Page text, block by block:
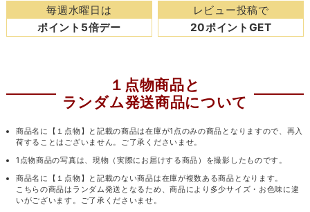
毎週水曜日は
ポイント5倍デー
レビュー投稿で
20ポイントGET
１点物商品と
ランダム発送商品について
商品名に【１点物】と記載の商品は在庫が1点のみの商品となりますので、再入
荷することはございません。ご了承くださいませ。
1点物商品の写真は、現物（実際にお届けする商品）を撮影したものです。
商品名に【１点物】と記載のない商品は在庫が複数ある商品となります。
こちらの商品はランダム発送となるため、商品により多少サイズ・お色味に違
いがございます。ご了承くださいませ。